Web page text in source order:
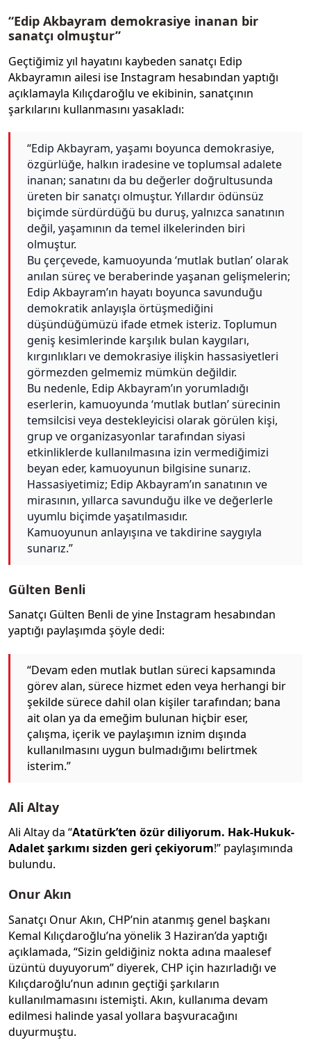
“Edip Akbayram demokrasiye inanan bir
sanatçı olmuştur”
Geçtiğimiz yıl hayatını kaybeden sanatçı Edip
Akbayramın ailesi ise Instagram hesabından yaptığı
açıklamayla Kılıçdaroğlu ve ekibinin, sanatçının
şarkılarını kullanmasını yasakladı:
“Edip Akbayram, yaşamı boyunca demokrasiye,
özgürlüğe, halkın iradesine ve toplumsal adalete
inanan; sanatını da bu değerler doğrultusunda
üreten bir sanatçı olmuştur. Yıllardır ödünsüz
biçimde sürdürdüğü bu duruş, yalnızca sanatının
değil, yaşamının da temel ilkelerinden biri
olmuştur.
Bu çerçevede, kamuoyunda ‘mutlak butlan’ olarak
anılan süreç ve beraberinde yaşanan gelişmelerin;
Edip Akbayram’ın hayatı boyunca savunduğu
demokratik anlayışla örtüşmediğini
düşündüğümüzü ifade etmek isteriz. Toplumun
geniş kesimlerinde karşılık bulan kaygıları,
kırgınlıkları ve demokrasiye ilişkin hassasiyetleri
görmezden gelmemiz mümkün değildir.
Bu nedenle, Edip Akbayram’ın yorumladığı
eserlerin, kamuoyunda ‘mutlak butlan’ sürecinin
temsilcisi veya destekleyicisi olarak görülen kişi,
grup ve organizasyonlar tarafından siyasi
etkinliklerde kullanılmasına izin vermediğimizi
beyan eder, kamuoyunun bilgisine sunarız.
Hassasiyetimiz; Edip Akbayram’ın sanatının ve
mirasının, yıllarca savunduğu ilke ve değerlerle
uyumlu biçimde yaşatılmasıdır.
Kamuoyunun anlayışına ve takdirine saygıyla
sunarız.”
Gülten Benli
Sanatçı Gülten Benli de yine Instagram hesabından
yaptığı paylaşımda şöyle dedi:
“Devam eden mutlak butlan süreci kapsamında
görev alan, sürece hizmet eden veya herhangi bir
şekilde sürece dahil olan kişiler tarafından; bana
ait olan ya da emeğim bulunan hiçbir eser,
çalışma, içerik ve paylaşımın iznim dışında
kullanılmasını uygun bulmadığımı belirtmek
isterim.”
Ali Altay
Ali Altay da “Atatürk’ten özür diliyorum. Hak-Hukuk-
Adalet şarkımı sizden geri çekiyorum!” paylaşımında
bulundu.
Onur Akın
Sanatçı Onur Akın, CHP’nin atanmış genel başkanı
Kemal Kılıçdaroğlu’na yönelik 3 Haziran’da yaptığı
açıklamada, “Sizin geldiğiniz nokta adına maalesef
üzüntü duyuyorum” diyerek, CHP için hazırladığı ve
Kılıçdaroğlu’nun adının geçtiği şarkıların
kullanılmamasını istemişti. Akın, kullanıma devam
edilmesi halinde yasal yollara başvuracağını
duyurmuştu.